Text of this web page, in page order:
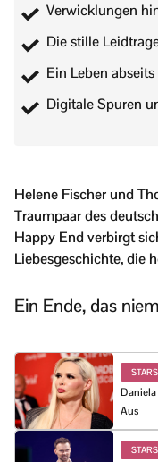
Verwicklungen
Die stille
Ein Leben
Digitale Spuren
Helene Fischer und
Traumpaar des
Happy End verbirgt
Liebesgeschichte, die
Ein Ende, das
STARS
Aus
STARS